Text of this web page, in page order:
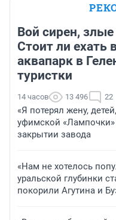
Вой сирен,
Стоит ли ехать
аквапарк в
туристки
14 часов 13 496 22
«Я потерял жену,
уфимской «Лампочки»
закрытии завода
«Нам не хотелось
уральской глубинки
покорили Агутина и